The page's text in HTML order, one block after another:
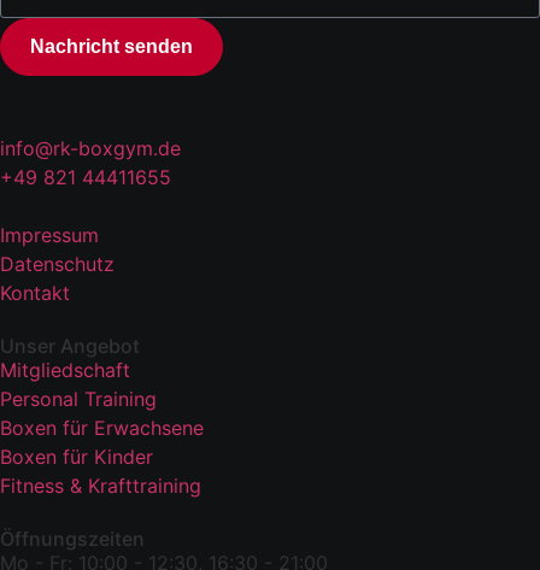
Nachricht senden
info@rk-boxgym.de
+49 821 44411655
Impressum
Datenschutz
Kontakt
Unser Angebot
Mitgliedschaft
Personal Training
Boxen für Erwachsene
Boxen für Kinder
Fitness & Krafttraining
Öffnungszeiten
Mo - Fr: 10:00 - 12:30, 16:30 - 21:00